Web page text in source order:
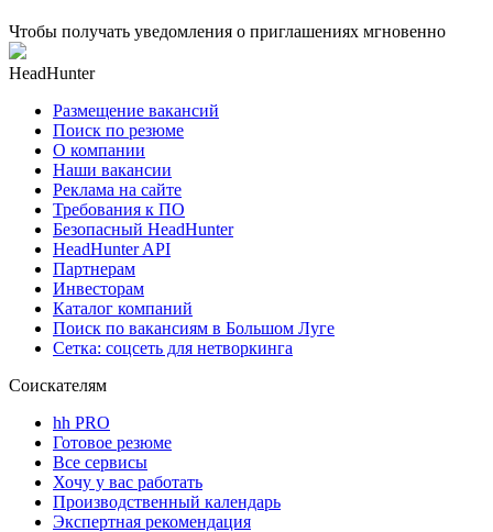
Чтобы получать уведомления о приглашениях мгновенно
HeadHunter
Размещение вакансий
Поиск по резюме
О компании
Наши вакансии
Реклама на сайте
Требования к ПО
Безопасный HeadHunter
HeadHunter API
Партнерам
Инвесторам
Каталог компаний
Поиск по вакансиям в Большом Луге
Сетка: соцсеть для нетворкинга
Соискателям
hh PRO
Готовое резюме
Все сервисы
Хочу у вас работать
Производственный календарь
Экспертная рекомендация